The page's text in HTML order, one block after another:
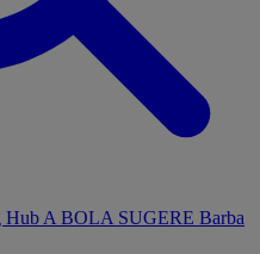
Hub A BOLA SUGERE Barba